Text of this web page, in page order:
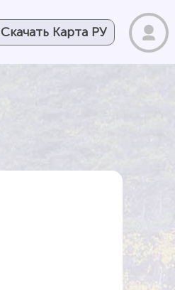
Скачать Карта РУ